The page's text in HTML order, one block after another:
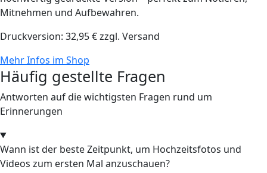
Mitnehmen und Aufbewahren.
Druckversion: 32,95 € zzgl. Versand
Mehr Infos im Shop
Häufig gestellte Fragen
Antworten auf die wichtigsten Fragen rund um
Erinnerungen
Wann ist der beste Zeitpunkt, um Hochzeitsfotos und
Videos zum ersten Mal anzuschauen?